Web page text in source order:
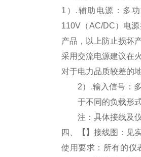
1 ） .辅助电源：多
110V （AC/DC）电
产品，以上防止损坏产
采用交流电源建议在
对于电力品质较差的
2） .输入信号：
于不同的负载形式
注：具体接线及
四、
【 】接线图：见
使用要求：所有的仪